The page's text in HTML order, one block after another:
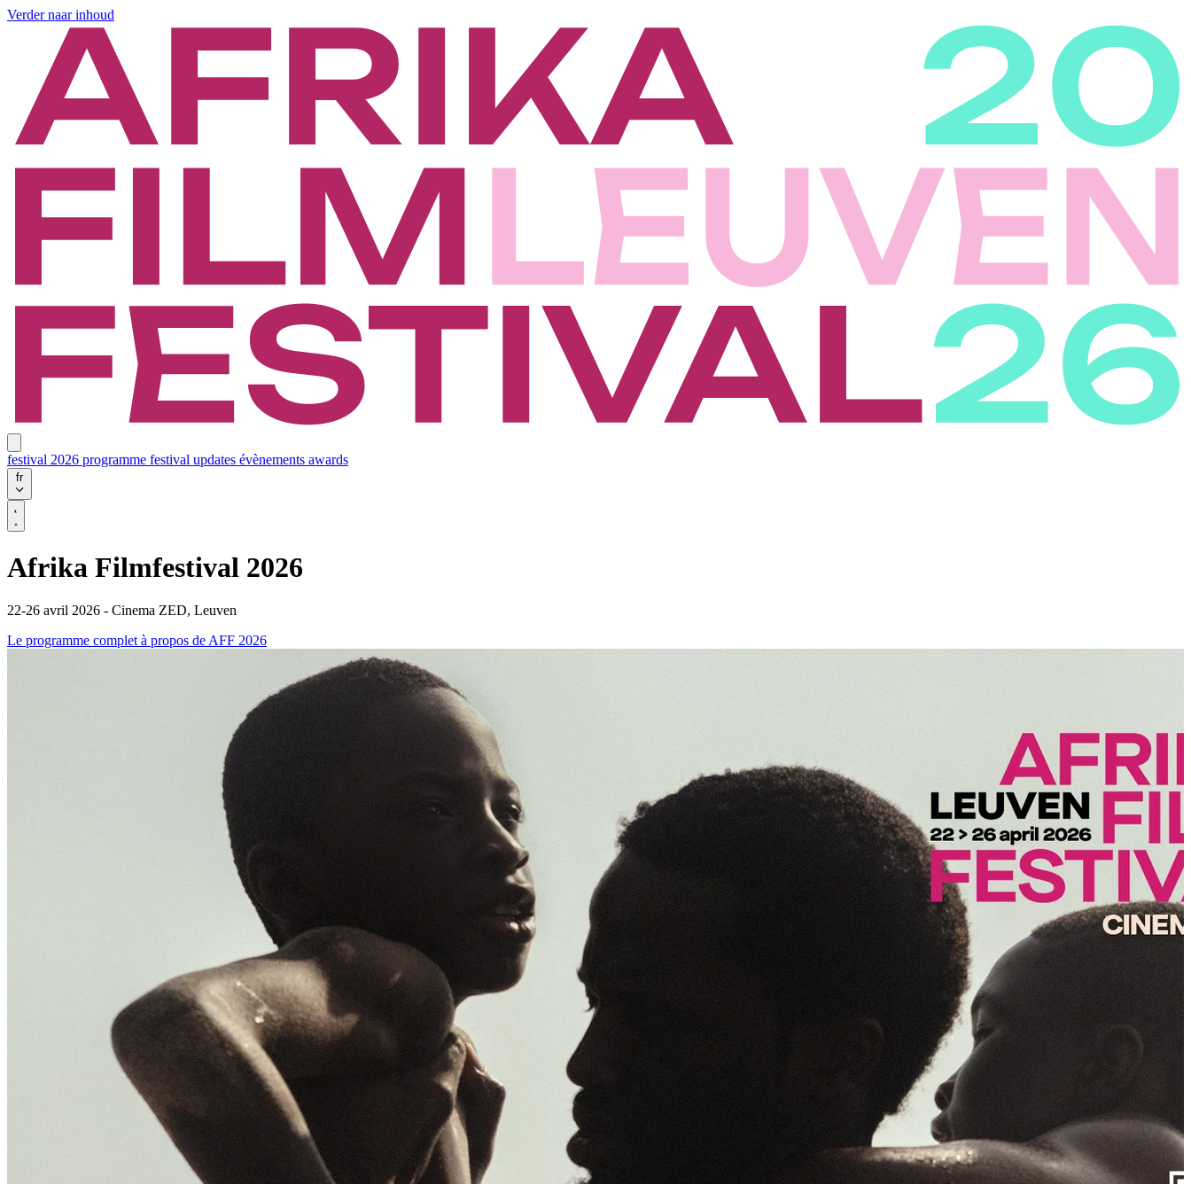
Verder naar inhoud
festival 2026 programme festival updates évènements awards
fr
Afrika Filmfestival 2026
22-26 avril 2026 - Cinema ZED, Leuven
Le programme complet à propos de AFF 2026